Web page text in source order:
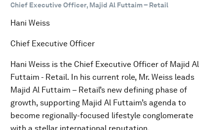
Chief Executive Officer, Majid Al Futtaim – Retail
Hani Weiss
Chief Executive Officer
Hani Weiss is the Chief Executive Officer of Majid Al
Futtaim - Retail. In his current role, Mr. Weiss leads
Majid Al Futtaim – Retail’s new defining phase of
growth, supporting Majid Al Futtaim’s agenda to
become regionally-focused lifestyle conglomerate